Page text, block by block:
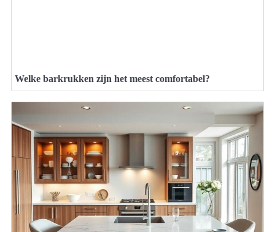
Welke barkrukken zijn het meest comfortabel?